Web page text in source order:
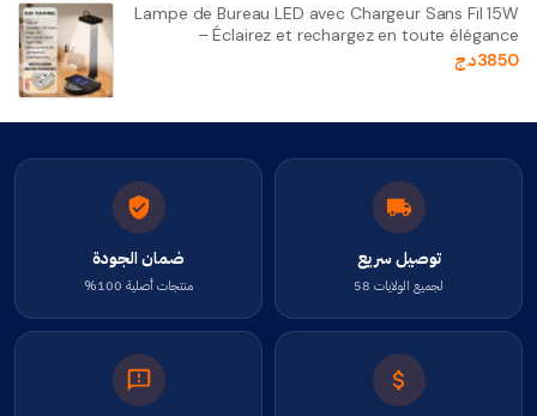
Lampe de Bureau LED avec Chargeur Sans Fil 15W
– Éclairez et rechargez en toute élégance
3850د.ج
توصيل سريع
لجميع الولايات 58
ضمان الجودة
منتجات أصلية 100%